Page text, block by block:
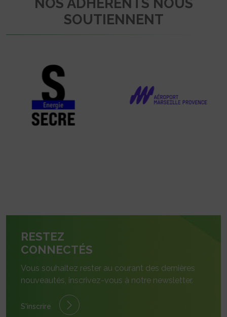
SOUTIENNENT
RESTEZ
CONNECTÉS
Vous souhaitez rester au courant des dernières
nouveautés, inscrivez-vous à notre newsletter.
S'inscrire